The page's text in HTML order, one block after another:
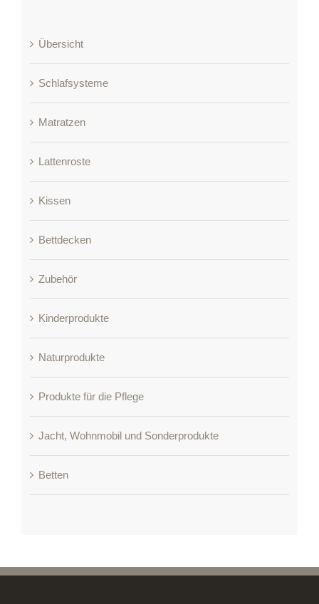
Übersicht
Schlafsysteme
Matratzen
Lattenroste
Kissen
Bettdecken
Zubehör
Kinderprodukte
Naturprodukte
Produkte für die Pflege
Jacht, Wohnmobil und Sonderprodukte
Betten